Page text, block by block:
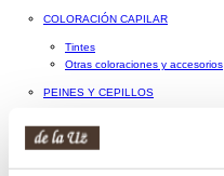
COLORACIÓN CAPILAR
Tintes
Otras coloraciones y accesorios
PEINES Y CEPILLOS
ACCESORIOS PARA EL PELO